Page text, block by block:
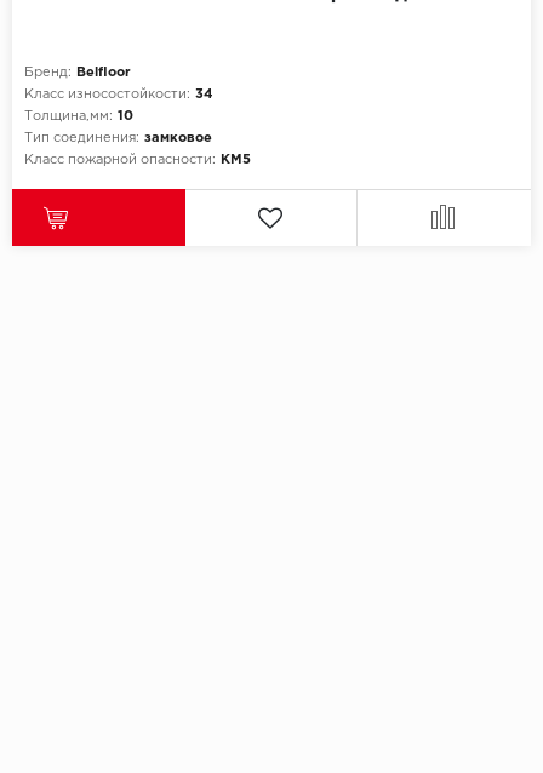
Бренд:
Belfloor
Класс износостойкости: 34
Толщина,мм: 10
Тип соединения: замковое
Класс пожарной опасности:
КМ5